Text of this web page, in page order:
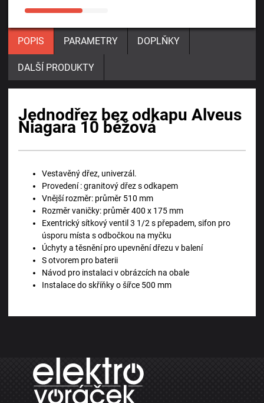
POPIS PARAMETRY DOPLŇKY
DALŠÍ PRODUKTY
Jednodřez bez odkapu Alveus
Niagara 10 béžová
Vestavěný dřez, univerzál.
Provedení : granitový dřez s odkapem
Vnější rozměr: průměr 510 mm
Rozměr vaničky: průměr 400 x 175 mm
Exentrický sítkový ventil 3 1/2 s přepadem, sifon pro
úsporu místa s odbočkou na myčku
Úchyty a těsnění pro upevnění dřezu v balení
S otvorem pro baterii
Návod pro instalaci v obrázcích na obale
Instalace do skříňky o šířce 500 mm